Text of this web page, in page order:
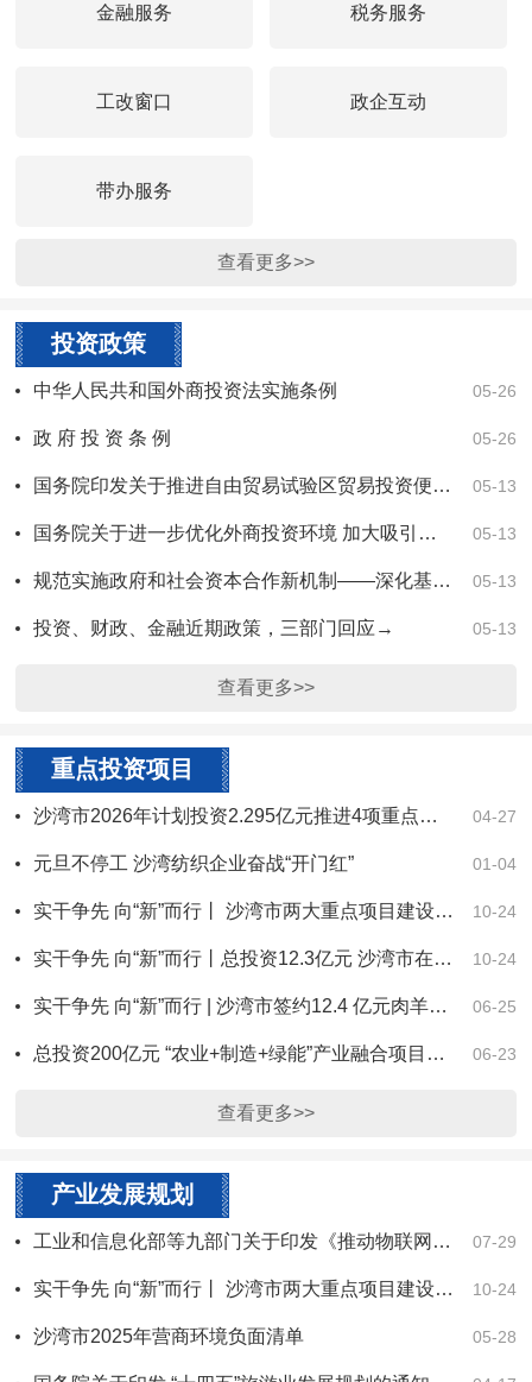
金融服务 税务服务
工改窗口 政企互动
带办服务
查看更多>>
投资政策
05-26
中华人民共和国外商投资法实施条例
05-26
政 府 投 资 条 例
05-13
国务院印发关于推进自由贸易试验区贸易投资便利化改革创新若干措施的通知
05-13
国务院关于进一步优化外商投资环境 加大吸引外商投资力度的意见
05-13
规范实施政府和社会资本合作新机制——深化基础设施投融资体制改革，切实激发民间投资活力
05-13
投资、财政、金融近期政策，三部门回应→
查看更多>>
重点投资项目
04-27
沙湾市2026年计划投资2.295亿元推进4项重点工程
01-04
元旦不停工 沙湾纺织企业奋战“开门红”
10-24
实干争先 向“新”而行丨 沙湾市两大重点项目建设全速推进
10-24
实干争先 向“新”而行丨总投资12.3亿元 沙湾市在2025新疆·塔城巴克图论坛签约三个重点项目
06-25
实干争先 向“新”而行 | 沙湾市签约12.4 亿元肉羊产业化项目
06-23
总投资200亿元 “农业+制造+绿能”产业融合项目落地沙湾
查看更多>>
产业发展规划
07-29
工业和信息化部等九部门关于印发《推动物联网产业创新发展行动方案（2026—2028年）》的通知
10-24
实干争先 向“新”而行丨 沙湾市两大重点项目建设全速推进
05-28
沙湾市2025年营商环境负面清单